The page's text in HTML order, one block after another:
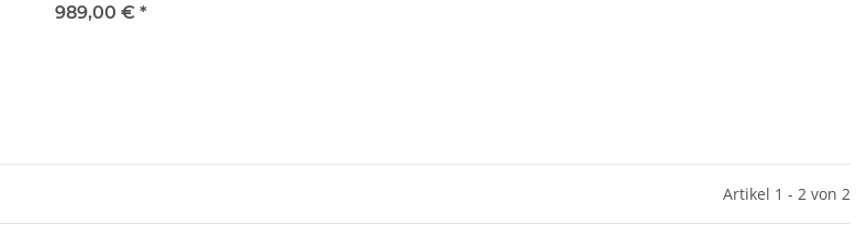
Radantrieb Set inkl. 5,0 Ah Akku
989,00 € *
Artikel 1 - 2 von 2